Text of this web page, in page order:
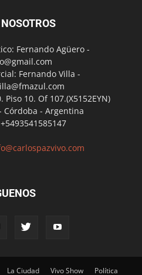
Fernando Agüero -
Fernando Villa -
10. Of 107.(X5152EYN)
Córdoba - Argentina
La Ciudad Vivo Show Política